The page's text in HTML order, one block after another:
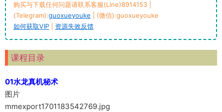
购买与下载任何问题请联系客服(Line)8914153 |
(Telegram):guoxueyouke | (微信):guoxueyouke
如何获取VIP
资源失效反馈
课程目录
01水龙真机秘术
图片
mmexport1701183542769.jpg